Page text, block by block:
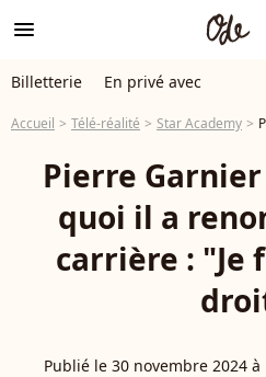
menu
Billetterie En privé avec
Accueil Télé-réalité Star Academy
Pierre
quoi il a
carrière : "Je
Publié le 30 novembre 2024 à